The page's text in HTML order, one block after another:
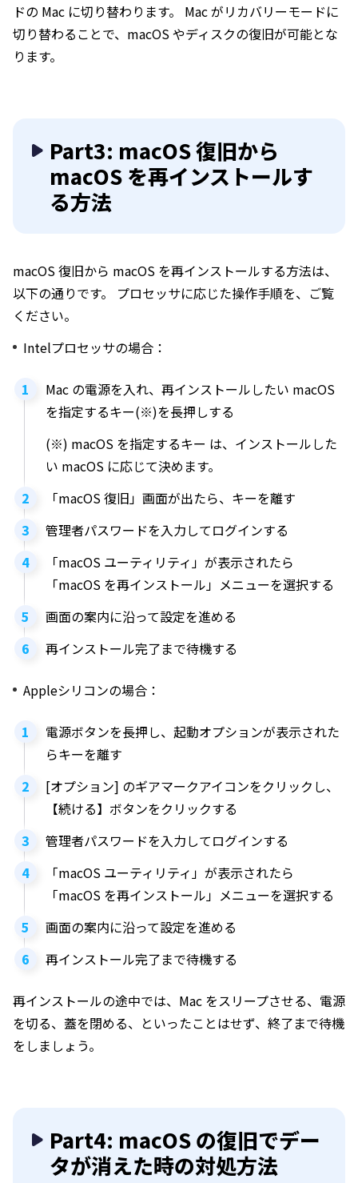
ドの Mac に切り替わります。 Mac がリカバリーモードに
切り替わることで、macOS やディスクの復旧が可能とな
ります。
Part3: macOS 復旧から
macOS を再インストールす
る方法
macOS 復旧から macOS を再インストールする方法は、
以下の通りです。 プロセッサに応じた操作手順を、ご覧
ください。
Intelプロセッサの場合：
Mac の電源を入れ、再インストールしたい macOS
を指定するキー(※)を長押しする
(※) macOS を指定するキー は、インストールした
い macOS に応じて決めます。
「macOS 復旧」画面が出たら、キーを離す
管理者パスワードを入力してログインする
「macOS ユーティリティ」が表示されたら
「macOS を再インストール」メニューを選択する
画面の案内に沿って設定を進める
再インストール完了まで待機する
Appleシリコンの場合：
電源ボタンを長押し、起動オプションが表示された
らキーを離す
[オプション] のギアマークアイコンをクリックし、
【続ける】ボタンをクリックする
管理者パスワードを入力してログインする
「macOS ユーティリティ」が表示されたら
「macOS を再インストール」メニューを選択する
画面の案内に沿って設定を進める
再インストール完了まで待機する
再インストールの途中では、Mac をスリープさせる、電源
を切る、蓋を閉める、といったことはせず、終了まで待機
をしましょう。
Part4: macOS の復旧でデー
タが消えた時の対処方法